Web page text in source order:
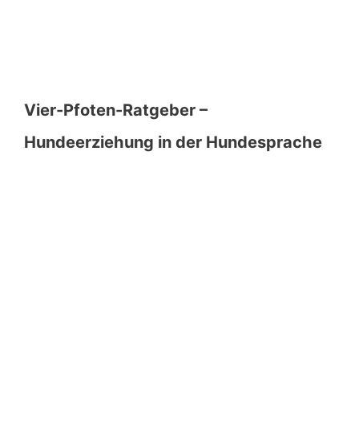
Vier-Pfoten-Ratgeber –
Hundeerziehung in der Hundesprache